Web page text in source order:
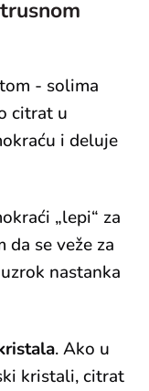
- solima
citrat u
i deluje
„lepi“ za
se veže za
nastanka
. Ako u
kristali, citrat